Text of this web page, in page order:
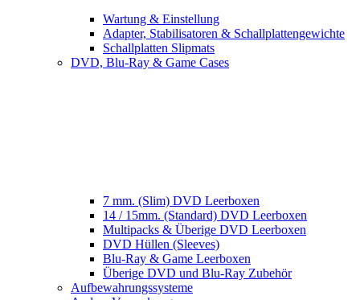
Wartung & Einstellung
Adapter, Stabilisatoren & Schallplattengewichte
Schallplatten Slipmats
DVD, Blu-Ray & Game Cases
7 mm. (Slim) DVD Leerboxen
14 / 15mm. (Standard) DVD Leerboxen
Multipacks & Überige DVD Leerboxen
DVD Hüllen (Sleeves)
Blu-Ray & Game Leerboxen
Überige DVD und Blu-Ray Zubehör
Aufbewahrungssysteme